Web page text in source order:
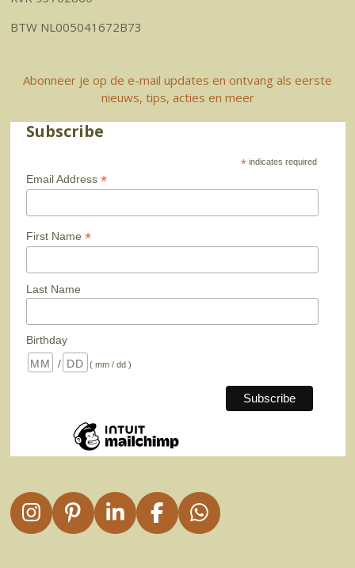
BTW NL005041672B73
Abonneer je op de e-mail updates en ontvang als eerste
nieuws, tips, acties en meer
Subscribe
* indicates required
Email Address *
First Name *
Last Name
Birthday
/
( mm / dd )
I
n
P
i
L
i
F
a
W
h